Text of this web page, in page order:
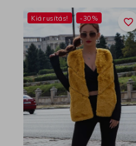
favorite_border
Kiárusítás! -30%